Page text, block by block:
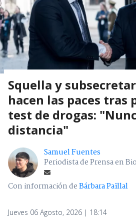
Squella y
hacen las paces tras
test de drogas:
distancia"
Samuel Fuentes
Periodista de Prensa en
Con información deBárbara Paillal
Jueves 06 Agosto, 2026 | 18:14